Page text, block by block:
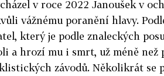
v roce 2022 Janoušek v
vážnému poranění hlavy.
který je podle znaleckých
a hrozí mu i smrt, už méně než
závodů. Několikrát se